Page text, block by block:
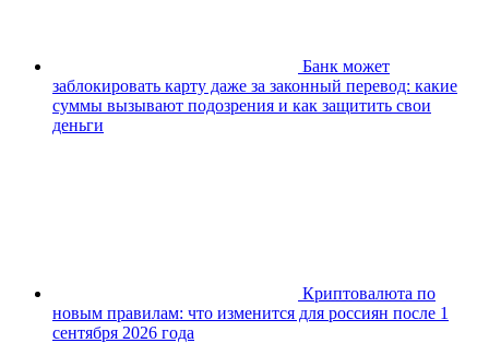
Банк может
заблокировать карту даже за законный перевод: какие
суммы вызывают подозрения и как защитить свои
деньги
Криптовалюта по
новым правилам: что изменится для россиян после 1
сентября 2026 года